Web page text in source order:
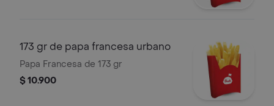
173 gr de papa francesa urbano
Papa Francesa de 173 gr
$ 10.900